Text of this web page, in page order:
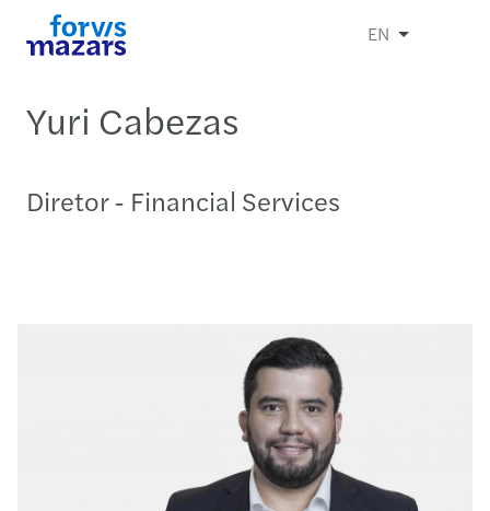
EN
Yuri Cabezas
Diretor - Financial Services